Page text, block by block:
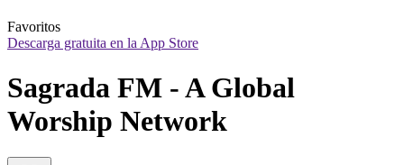
Favoritos
Descarga gratuita en la App Store
Sagrada FM - A Global
Worship Network